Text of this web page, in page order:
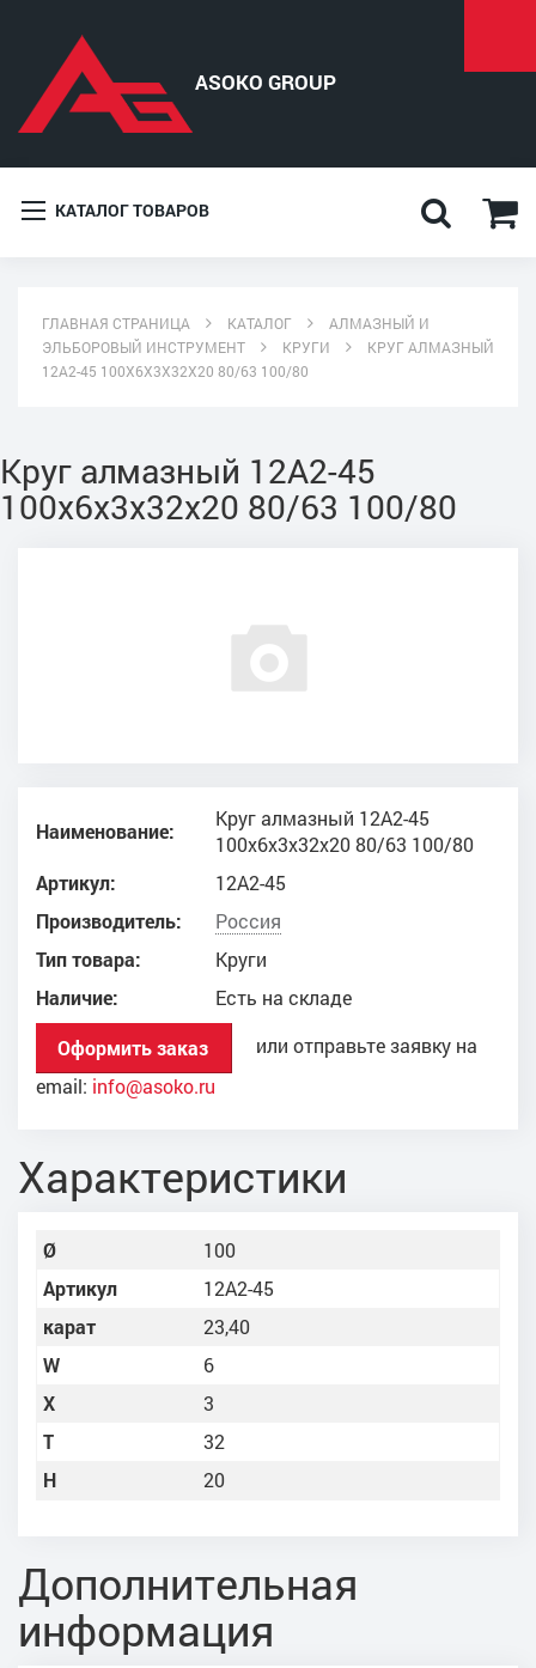
КАТАЛОГ ТОВАРОВ
ГЛАВНАЯ СТРАНИЦА КАТАЛОГ
АЛМАЗНЫЙ И
ЭЛЬБОРОВЫЙ ИНСТРУМЕНТ
КРУГИ
КРУГ АЛМАЗНЫЙ
12А2-45 100X6X3X32X20 80/63 100/80
Круг алмазный 12А2-45
100x6x3x32x20 80/63 100/80
Наименование:
Круг алмазный 12А2-45
100x6x3x32x20 80/63 100/80
Артикул:
12А2-45
Производитель:
Россия
Тип товара:
Круги
Наличие:
Есть на складе
Оформить заказ
или отправьте заявку на
email: info@asoko.ru
Характеристики
Ø
100
Артикул
12А2-45
карат
23,40
W
6
X
3
Т
32
Н
20
Дополнительная
информация